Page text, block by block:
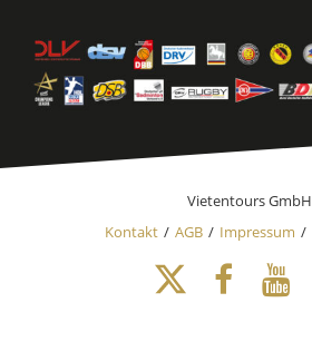
Vietentours GmbH
Kontakt
AGB Impressum